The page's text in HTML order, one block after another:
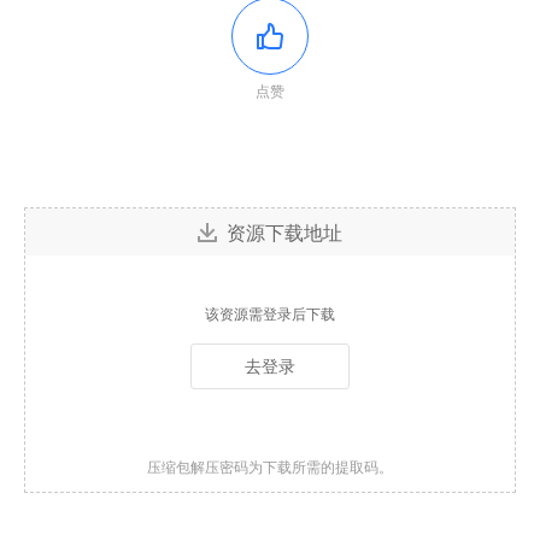
点赞
资源下载地址
该资源需登录后下载
去登录
压缩包解压密码为下载所需的提取码。